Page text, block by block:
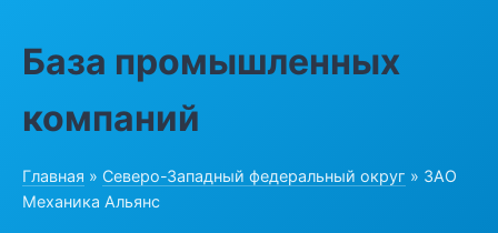
База промышленных
компаний
Главная » Северо-Западный федеральный округ » ЗАО
Механика Альянс